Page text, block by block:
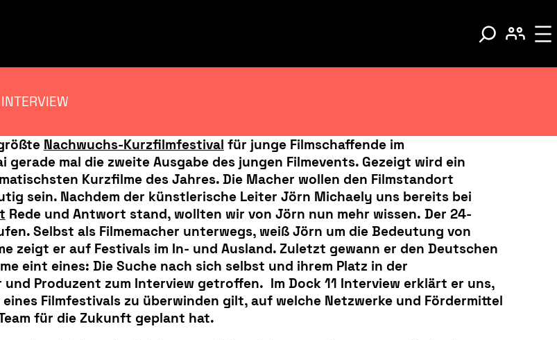
Nachwuchs-Kurzfilmfestival für junge Filmschaffende im
mal die zweite Ausgabe des jungen Filmevents. Gezeigt wird ein
Kurzfilme des Jahres. Die Macher wollen den Filmstandort
sein. Nachdem der künstlerische Leiter Jörn Michaely uns bereits bei
Rede und Antwort stand, wollten wir von Jörn nun mehr wissen. Der 24-
Selbst als Filmemacher unterwegs, weiß Jörn um die Bedeutung von
zeigt er auf Festivals im In- und Ausland. Zuletzt gewann er den Deutschen
eint eines: Die Suche nach sich selbst und ihrem Platz in der
und Produzent zum Interview getroffen. Im Dock 11 Interview erklärt er uns,
Filmfestivals zu überwinden gilt, auf welche Netzwerke und Fördermittel
für die Zukunft geplant hat.